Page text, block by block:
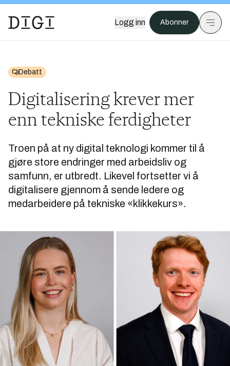
Logg inn Abonner
Debatt
Digitalisering krever mer
enn tekniske ferdigheter
Troen på at ny digital teknologi kommer til å
gjøre store endringer med arbeidsliv og
samfunn, er utbredt. Likevel fortsetter vi å
digitalisere gjennom å sende ledere og
medarbeidere på tekniske «klikkekurs».